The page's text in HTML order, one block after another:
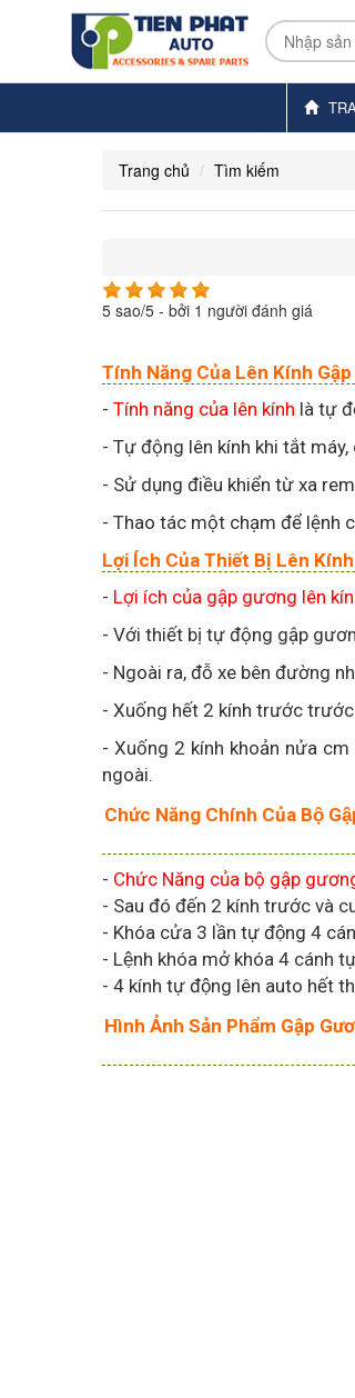
Trang chủ Tìm kiếm
5 sao/5 - bởi 1 người đánh giá
Tính Năng Của Lên Kính
- Tính năng của lên kính là tự
- Tự động lên kính khi tắt
- Sử dụng điều khiển từ xa
- Thao tác một chạm để lệnh
Lợi Ích Của Thiết Bị Lên
- Lợi ích của gập gương lên
- Với thiết bị tự động gập
- Ngoài ra, đỗ xe bên đường
- Xuống hết 2 kính trước
- Xuống 2 kính khoản nửa
ngoài.
Chức Năng Chính Của Bộ
- Chức Năng của bộ gập
- Sau đó đến 2 kính trước và
- Khóa cửa 3 lần tự động 4
- Lệnh khóa mở khóa 4 cánh
- 4 kính tự động lên auto hết
Hình Ảnh Sản Phẩm Gập